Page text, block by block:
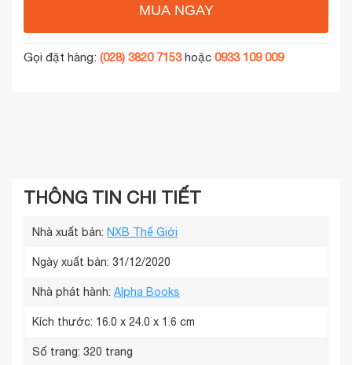
MUA NGAY
Gọi đặt hàng: (028) 3820 7153hoặc 0933 109 009
THÔNG TIN CHI TIẾT
Nhà xuất bản: NXB Thế Giới
Ngày xuất bản: 31/12/2020
Nhà phát hành: Alpha Books
Kích thước: 16.0 x 24.0 x 1.6 cm
Số trang: 320 trang